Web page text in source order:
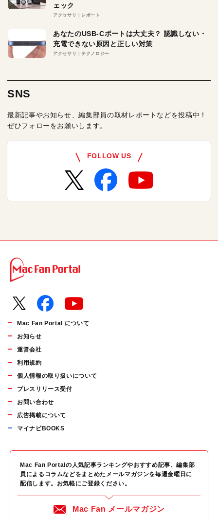
ェック
アクセサリ レポート
あなたのUSB-Cポートは大丈夫？ 認識しない・
充電できない原因と正しい対策
アクセサリ テクノロジー
SNS
最新記事やお知らせ、編集部員の取材レポートなどを投稿中！
ぜひフォローをお願いします。
FOLLOW US
Mac Fan Portal について
お知らせ
運営会社
利用規約
個人情報の取り扱いについて
プレスリリース受付
お問い合わせ
広告掲載について
マイナビBOOKS
Mac Fan Portalの人気記事ランキングやおすすめ記事、編集部
員によるコラムなどをまとめたメールマガジンを毎週金曜日に
配信します。お気軽にご登録ください。
Mac Fan メールマガジン